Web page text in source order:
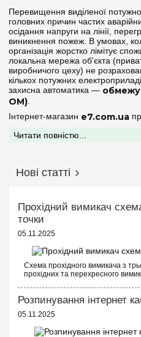
Перевищення виділеної
головних причин частих
осідання напруги на лінії,
виникнення пожеж. В умовах,
організація жорстко лімітує
локальна мережа об'єкта
виробничого цеху) не
кількох потужних
захисна автоматика —
ОМ)
Інтернет-магазин e7.com.ua
провідних профільних
перевантаження та
за перевищення лімітів.
реле обмеження
Цифровий обмежувач
напругу та споживаний струм у
часу. Якщо сумарне
користувачем поріг, пристрій
закінчення встановленого часу
мережі.
Сучасні обмежувачі
комутаційний функціонал:
Захист від критичних
цифрових реле потужності
Читати повністю...
Нові статті
Прохідний вимикач
точки
05.11.2025
Схема прохідного вимикача з
прохідних та перехресного
вимикачі: Два од...
Розпинування інтернет
05.11.2025